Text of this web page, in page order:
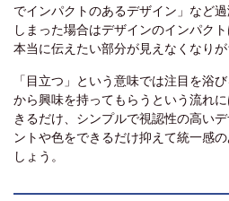
でインパクトのあるデザイン」など
しまった場合はデザインのインパク
本当に伝えたい部分が見えなくなりが
「目立つ」という意味では注目を浴
から興味を持ってもらうという流れ
きるだけ、シンプルで視認性の高い
ントや色をできるだけ抑えて統一感
しょう。